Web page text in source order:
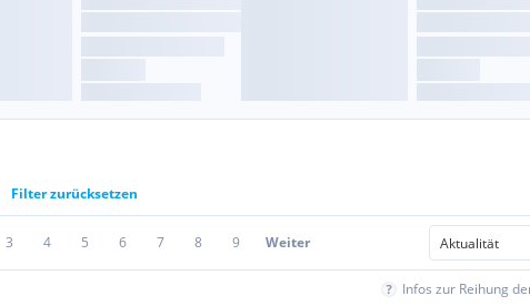
Filter zurücksetzen
3 4 5 6 7 8 9 Weiter
Infos zur Reihung